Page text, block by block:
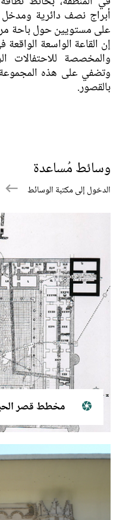
أبراج نصف دائرية
على مستويين حول باحة
إن القاعة الواسعة
والمخصصة للاحتفالات
وتضفي على هذه المجموعة
بالقصور.
وسائط مُساعدة
الدخول إلى مكتبة الوسائط
مخطط قصر